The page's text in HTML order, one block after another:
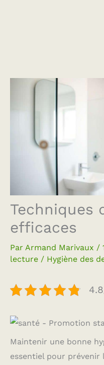
Techniques
efficaces
Par Armand Marivaux /
lecture / Hygiène des
Maintenir une bonne
essentiel pour prévenir